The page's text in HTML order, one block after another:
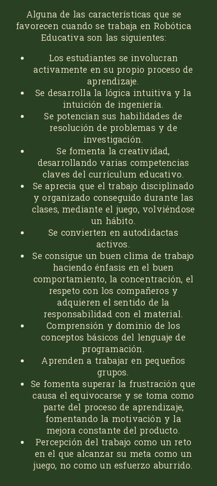
Alguna de las características que se
favorecen cuando se trabaja en Robótica
Educativa son las siguientes:
Los estudiantes se involucran
activamente en su propio proceso de
aprendizaje.
Se desarrolla la lógica intuitiva y la
intuición de ingeniería.
Se potencian sus habilidades de
resolución de problemas y de
investigación.
Se fomenta la creatividad,
desarrollando varias competencias
claves del currículum educativo.
Se aprecia que el trabajo disciplinado
y organizado conseguido durante las
clases, mediante el juego, volviéndose
un hábito.
Se convierten en autodidactas
activos.
Se consigue un buen clima de trabajo
haciendo énfasis en el buen
comportamiento, la concentración, el
respeto con los compañeros y
adquieren el sentido de la
responsabilidad con el material.
Comprensión y dominio de los
conceptos básicos del lenguaje de
programación.
Aprenden a trabajar en pequeños
grupos.
Se fomenta superar la frustración que
causa el equivocarse y se toma como
parte del proceso de aprendizaje,
fomentando la motivación y la
mejora constante del producto.
Percepción del trabajo como un reto
en el que alcanzar su meta como un
juego, no como un esfuerzo aburrido.